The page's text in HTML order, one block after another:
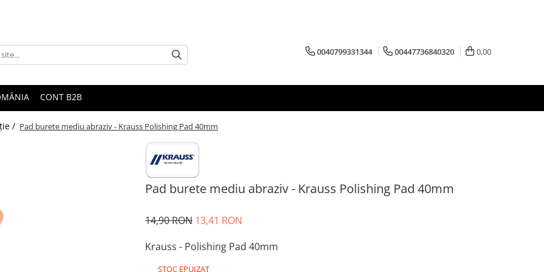
0040799331344 00447736840320 0,00
CONT B2B
/ Pad burete mediu abraziv - Krauss Polishing Pad 40mm
Pad burete mediu abraziv - Krauss Polishing Pad 40mm
14,90 RON 13,41 RON
Krauss - Polishing Pad 40mm
STOC EPUIZAT